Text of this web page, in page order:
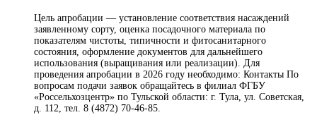
Цель апробации — установление соответствия насаждений
заявленному сорту, оценка посадочного материала по
показателям чистоты, типичности и фитосанитарного
состояния, оформление документов для дальнейшего
использования (выращивания или реализации). Для
проведения апробации в 2026 году необходимо: Контакты По
вопросам подачи заявок обращайтесь в филиал ФГБУ
«Россельхозцентр» по Тульской области: г. Тула, ул. Советская,
д. 112, тел. 8 (4872) 70-46-85.